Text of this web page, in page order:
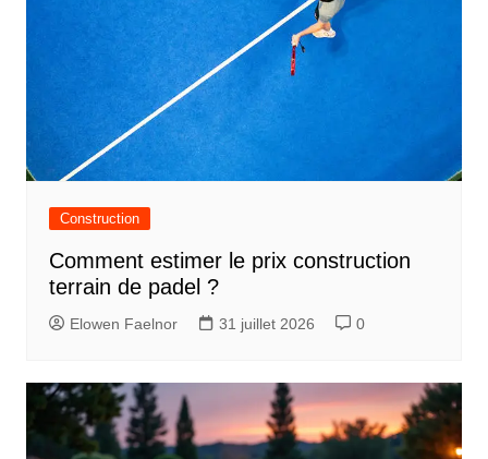
Construction
Comment estimer le prix construction
terrain de padel ?
Elowen Faelnor 31 juillet 2026 0